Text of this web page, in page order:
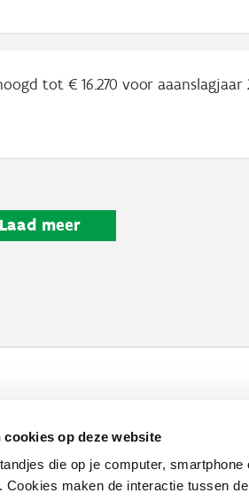
cookies op deze website
die op je computer,
Cookies maken de interactie tussen
tot € 16.270 voor aaanslagjaar
Laad meer